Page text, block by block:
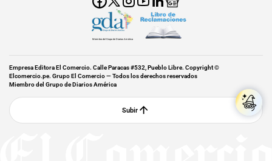
Miembro del Grupo de Diarios América
Empresa Editora El Comercio. Calle Paracas #532, Pueblo Libre. Copyright ©
Elcomercio.pe. Grupo El Comercio — Todos los derechos reservados
Miembro del Grupo de Diarios América
Subir